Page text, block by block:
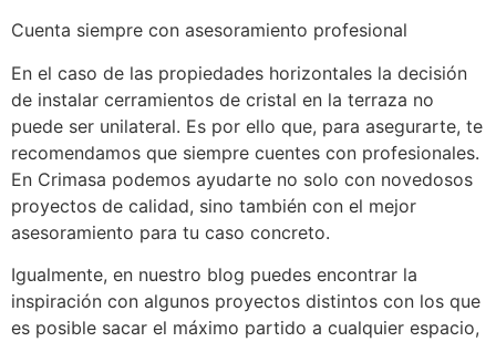
Cuenta siempre con asesoramiento profesional
En el caso de las propiedades horizontales la decisión
de instalar cerramientos de cristal en la terraza no
puede ser unilateral. Es por ello que, para asegurarte, te
recomendamos que siempre cuentes con profesionales.
En Crimasa podemos ayudarte no solo con novedosos
proyectos de calidad, sino también con el mejor
asesoramiento para tu caso concreto.
Igualmente, en nuestro blog puedes encontrar la
inspiración con algunos proyectos distintos con los que
es posible sacar el máximo partido a cualquier espacio,